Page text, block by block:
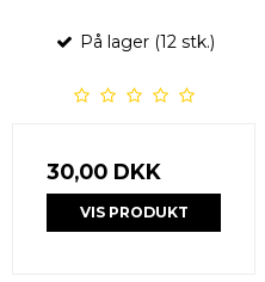
På lager (12 stk.)
30,00 DKK
VIS PRODUKT